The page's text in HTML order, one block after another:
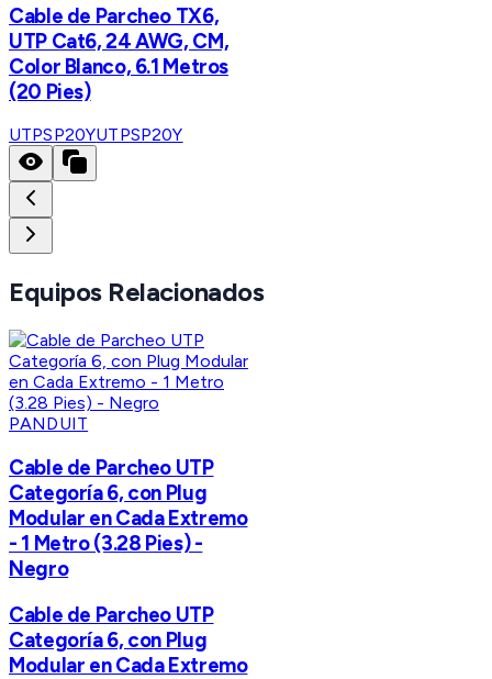
Cable de Parcheo TX6,
UTP Cat6, 24 AWG, CM,
Color Blanco, 6.1 Metros
(20 Pies)
UTPSP20YUTPSP20Y
Equipos Relacionados
PANDUIT
Cable de Parcheo UTP
Categoría 6, con Plug
Modular en Cada Extremo
- 1 Metro (3.28 Pies) -
Negro
Cable de Parcheo UTP
Categoría 6, con Plug
Modular en Cada Extremo